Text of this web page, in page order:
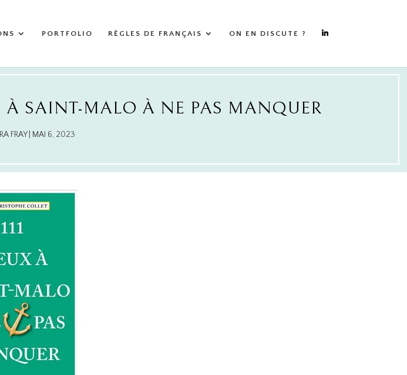
PORTFOLIO RÈGLES DE FRANÇAIS ON EN DISCUTE ?
À SAINT-MALO À NE PAS MANQUER
FRAY| MAI 6, 2023